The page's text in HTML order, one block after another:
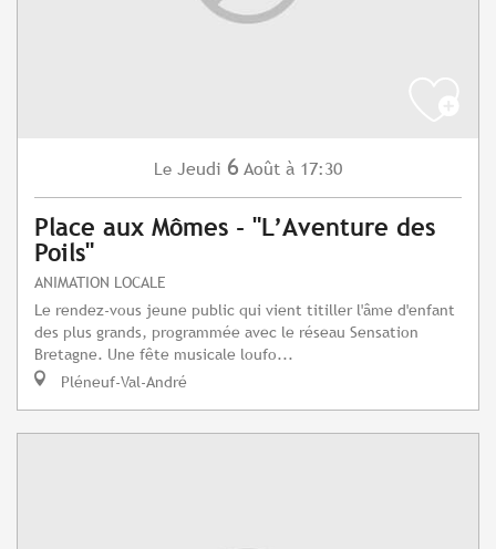
Le Jeudi 6 Août à 17:30
Place aux Mômes - "L’Aventure des
Poils"
ANIMATION LOCALE
Le rendez-vous jeune public qui vient titiller l'âme d'enfant
des plus grands, programmée avec le réseau Sensation
Bretagne. Une fête musicale loufo...
Pléneuf-Val-André